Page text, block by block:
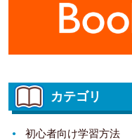
カテゴリ
初心者向け学習方法